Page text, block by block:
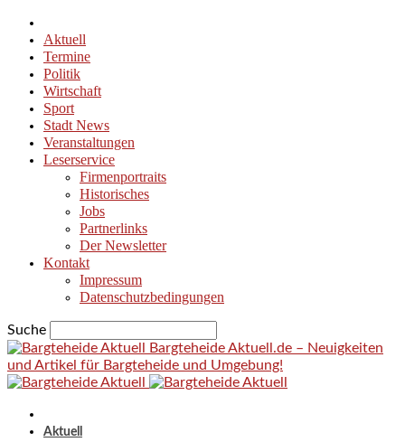
Aktuell
Termine
Politik
Wirtschaft
Sport
Stadt News
Veranstaltungen
Leserservice
Firmenportraits
Historisches
Jobs
Partnerlinks
Der Newsletter
Kontakt
Impressum
Datenschutzbedingungen
Suche
Bargteheide Aktuell.de – Neuigkeiten
und Artikel für Bargteheide und Umgebung!
Aktuell